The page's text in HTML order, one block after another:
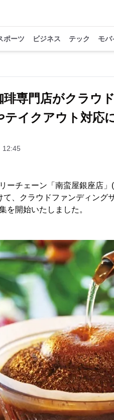
ポーツ ビジネス テック モバ
琲専門店がクラウ
イクアウト対応
12:45
チェーン「南蛮屋銀座店」
、クラウドファンディング
を開始いたしました。